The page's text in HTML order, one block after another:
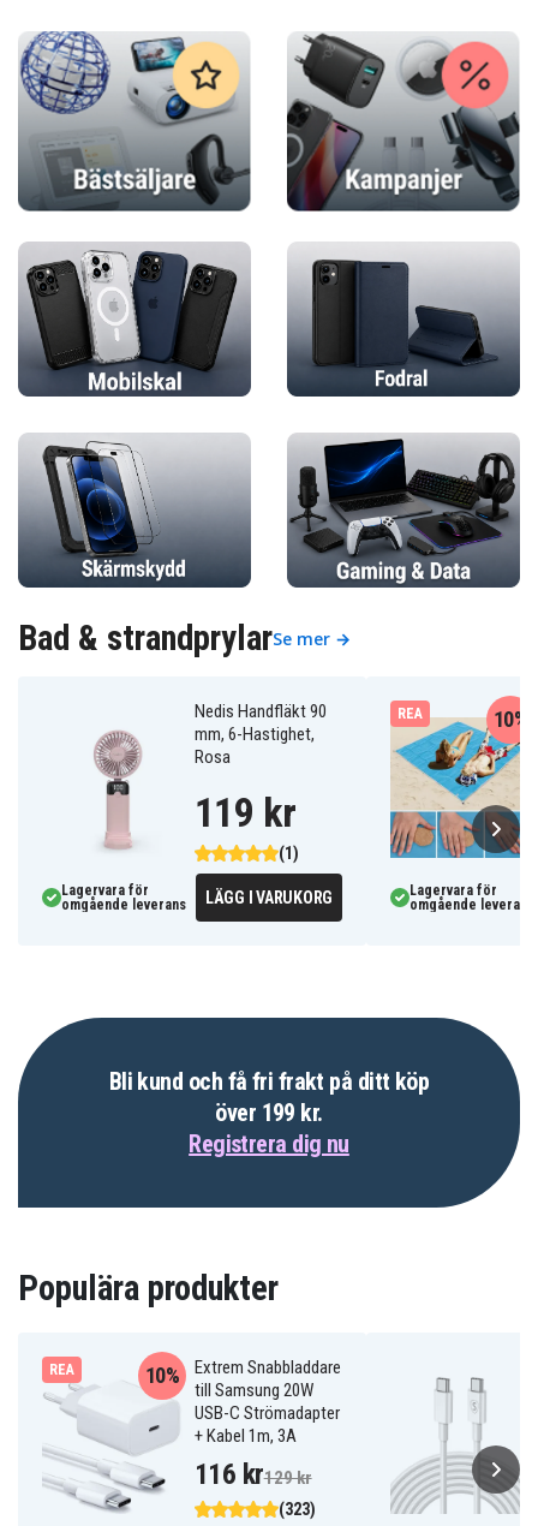
Bad & strandprylarSe mer →
Nedis Handfläkt 90
mm, 6-Hastighet,
Rosa
(1)
119 kr
Lagervara för
omgående leverans
LÄGG I VARUKORG
REA 10%
Lagervara för
omgående leverans
Bli kund och få fri frakt på ditt köp
över 199 kr.
Registrera dig nu
Populära produkter
REA
Extrem Snabbladdare
till Samsung 20W
USB-C Strömadapter
+ Kabel 1m, 3A
(323)
10%
116 kr129 kr